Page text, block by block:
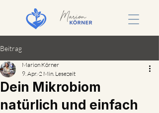
Beitrag
Dein Mikrobiom
natürlich und einfach
Marion Körner
9. Apr. 2 Min. Lesezeit